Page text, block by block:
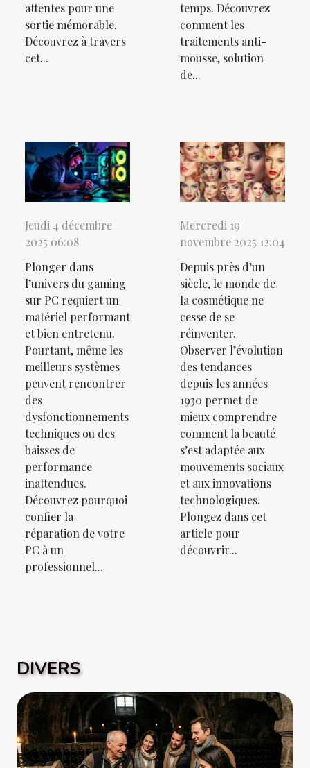
attentes pour une
sortie mémorable.
Découvrez à travers
cet...
temps. Découvrez
comment les
traitements anti-
mousse, solution
de...
Jeudi 4 décembre
2025 06:08
Plonger dans
l’univers du gaming
sur PC requiert un
matériel performant
et bien entretenu.
Pourtant, même les
meilleurs systèmes
peuvent rencontrer
des
dysfonctionnements
techniques ou des
baisses de
performance
inattendues.
Découvrez pourquoi
confier la
réparation de votre
PC à un
professionnel...
Mercredi 19
novembre 2025 12:04
Depuis près d’un
siècle, le monde de
la cosmétique ne
cesse de se
réinventer.
Observer l’évolution
des tendances
depuis les années
1930 permet de
mieux comprendre
comment la beauté
s’est adaptée aux
mouvements sociaux
et aux innovations
technologiques.
Plongez dans cet
article pour
découvrir...
DIVERS